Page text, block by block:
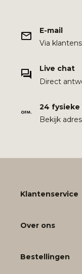
E-mail
Via
Live chat
Direct
24 fysieke
Bekijk
Klantenservice
Over ons
Bestellingen